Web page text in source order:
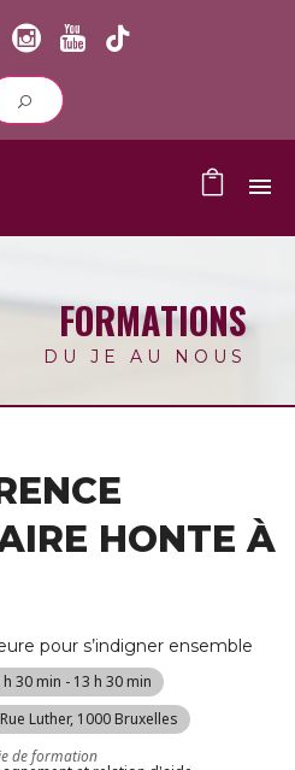
FORMATIONS
DU JE AU NOUS
HONTE À
pour s’indigner ensemble
h 30 min - 13 h 30 min
Luther, 1000 Bruxelles
de formation